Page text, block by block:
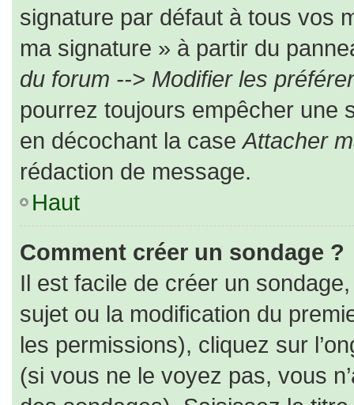
signature par défaut à tous vos
ma signature » à partir du
du forum --> Modifier les
pourrez toujours empêcher une
en décochant la caseAttacher
rédaction de message.
Haut
Comment créer un sondage ?
Il est facile de créer un
sujet ou la modification du
les permissions), cliquez sur
(si vous ne le voyez pas, vous